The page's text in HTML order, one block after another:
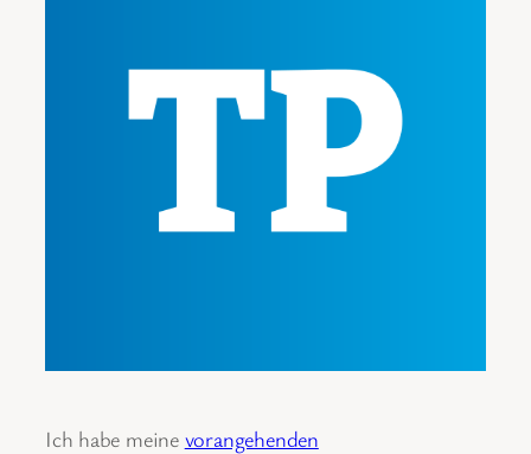
Ich habe meine vorangehenden